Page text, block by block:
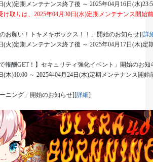
)定期メンテナンス終了後 ～ 2025年04月16日(水
取りは、2025年04月30日(水)定期メンテナンス開始
お願い！トキメキボックス！！」開始のお知らせ][詳
)定期メンテナンス終了後 ～ 2025年04月17日(木)定
報酬GET！】セキュリティ強化イベント」開始のお知
)10:00 ～ 2025年04月24日(木)定期メンテナンス開始
ニング」開始のお知らせ][詳細]